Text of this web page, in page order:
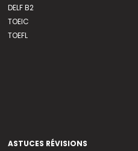
DELF B2
TOEIC
TOEFL
ASTUCES RÉVISIONS